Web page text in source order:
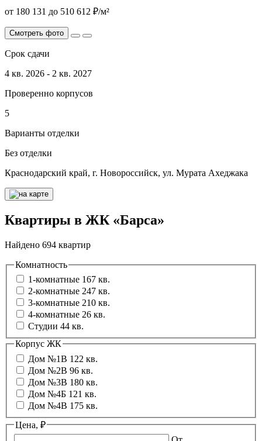
от 180 131 до 510 612 ₽/м²
Смотреть фото
Срок сдачи
4 кв. 2026 - 2 кв. 2027
Проверенно корпусов
5
Варианты отделки
Без отделки
Краснодарский край, г. Новороссийск, ул. Мурата Ахеджака
Квартиры в ЖК «Барса»
Найдено 694 квартир
Комнатность
1-комнатные 167 кв.
2-комнатные 247 кв.
3-комнатные 210 кв.
4-комнатные 26 кв.
Студии 44 кв.
Корпус ЖК
Дом №1В 122 кв.
Дом №2В 96 кв.
Дом №3В 180 кв.
Дом №4Б 121 кв.
Дом №4В 175 кв.
Цена, ₽